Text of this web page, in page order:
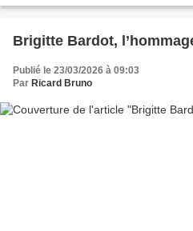
Brigitte Bardot,
Publié le 23/03/2026 à 09:03
Par Ricard Bruno